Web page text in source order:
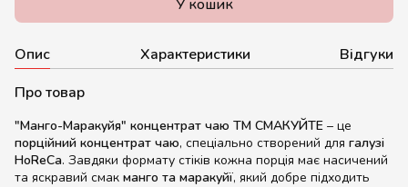
У кошик
Опис Характеристики
Відгуки
Про товар
"Манго-Маракуйя" концентрат чаю ТМ СМАКУЙТЕ – це
порційний концентрат чаю, спеціально створений для галузі
HoReCa. Завдяки формату стіків кожна порція має насичений
та яскравий смак манго та маракуйї, який добре підходить